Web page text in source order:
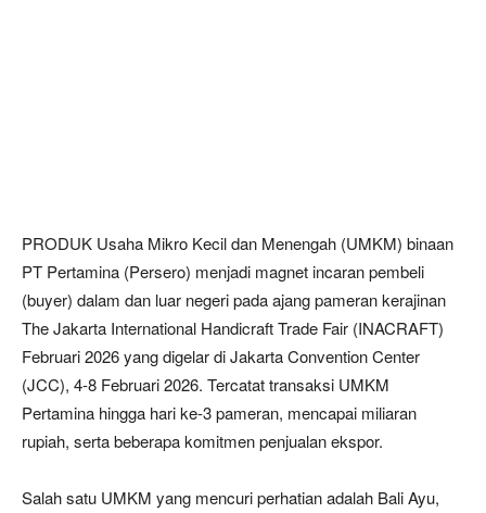
PRODUK Usaha Mikro Kecil dan Menengah (UMKM) binaan
PT Pertamina (Persero) menjadi magnet incaran pembeli
(buyer) dalam dan luar negeri pada ajang pameran kerajinan
The Jakarta International Handicraft Trade Fair (INACRAFT)
Februari 2026 yang digelar di Jakarta Convention Center
(JCC), 4-8 Februari 2026. Tercatat transaksi UMKM
Pertamina hingga hari ke-3 pameran, mencapai miliaran
rupiah, serta beberapa komitmen penjualan ekspor.
Salah satu UMKM yang mencuri perhatian adalah Bali Ayu,